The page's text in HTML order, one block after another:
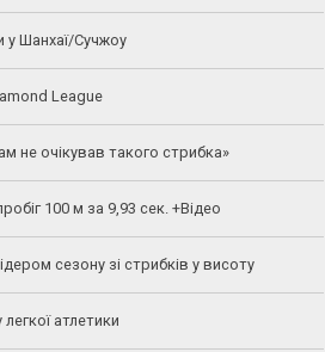
у Шанхаї/Сучжоу
League
не очікував такого стрибка»
100 м за 9,93 сек. +Відео
сезону зі стрибків у висоту
атлетики